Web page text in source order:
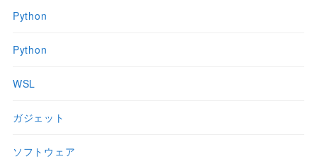
Python
Python
WSL
ガジェット
ソフトウェア